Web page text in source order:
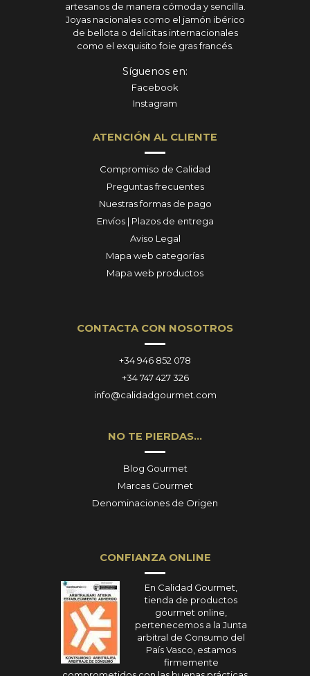
artesanos de manera cómoda y sencilla.
Joyas nacionales como el jamón ibérico
de bellota o delicitas internacionales
como el exquisito foie gras francés.
Síguenos en:
Facebook
Instagram
ATENCIÓN AL CLIENTE
Compromiso de Calidad
Preguntas frecuentes
Nuestras formas de pago
Envíos | Plazos de entrega
Aviso Legal
Mapa web categorías
Mapa web productos
CONTACTA CON NOSOTROS
+34 946 852 078
+34 747 427 326
info@calidadgourmet.com
NO TE PIERDAS…
Blog Gourmet
Marcas Gourmet
Denominaciones de Origen
CONFIANZA ONLINE
En Calidad Gourmet,
tienda de productos
gourmet online,
pertenecemos a la Junta
arbitral de Consumo del
País Vasco, estamos
firmemente